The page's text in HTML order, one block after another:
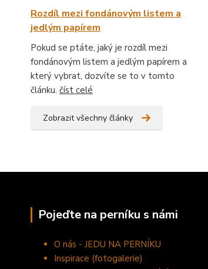
Rozdíl mezi fondánovým listem a
jedlým papírem
Pokud se ptáte, jaký je rozdíl mezi
fondánovým listem a jedlým papírem a
který vybrat, dozvíte se to v tomto
článku. číst celé
Zobrazit všechny články
Pojeďte na perníku s námi
O nás - JEDU NA PERNÍKU
Inspirace (fotogalerie)